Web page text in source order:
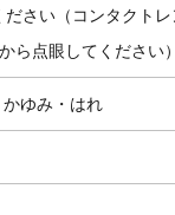
さい（コンタクトレ
ら点眼してください）
ゆみ・はれ